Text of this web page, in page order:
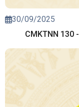
30/09/2025
CMKTNN 130